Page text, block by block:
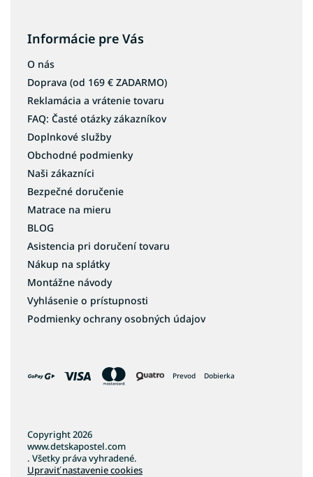
Informácie pre Vás
O nás
Doprava (od 169 € ZADARMO)
Reklamácia a vrátenie tovaru
FAQ: Časté otázky zákazníkov
Doplnkové služby
Obchodné podmienky
Naši zákazníci
Bezpečné doručenie
Matrace na mieru
BLOG
Asistencia pri doručení tovaru
Nákup na splátky
Montážne návody
Vyhlásenie o prístupnosti
Podmienky ochrany osobných údajov
Prevod Dobierka
Copyright 2026
www.detskapostel.com
. Všetky práva vyhradené.
Upraviť nastavenie cookies